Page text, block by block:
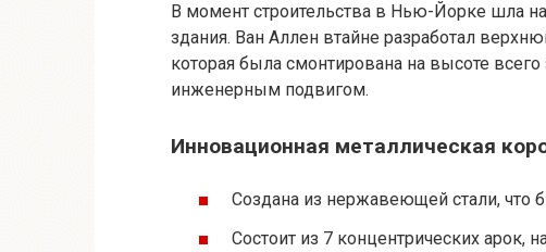
В момент строительства в Нью-Йорке шла
здания. Ван Аллен втайне разработал
которая была смонтирована на высоте
инженерным подвигом.
Инновационная металлическая
Создана из нержавеющей стали, что
Состоит из 7 концентрических